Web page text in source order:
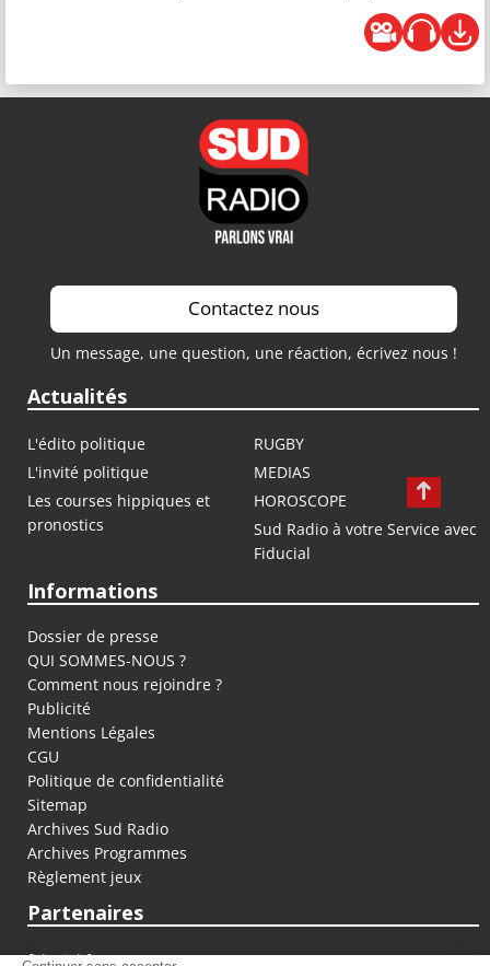
Contactez nous
Un message, une question, une réaction, écrivez nous !
Actualités
L'édito politique
RUGBY
L'invité politique
MEDIAS
Les courses hippiques et
pronostics
HOROSCOPE
Sud Radio à votre Service avec
Fiducial
Informations
Dossier de presse
QUI SOMMES-NOUS ?
Comment nous rejoindre ?
Publicité
Mentions Légales
CGU
Politique de confidentialité
Sitemap
Archives Sud Radio
Archives Programmes
Règlement jeux
Partenaires
fiducial.fr